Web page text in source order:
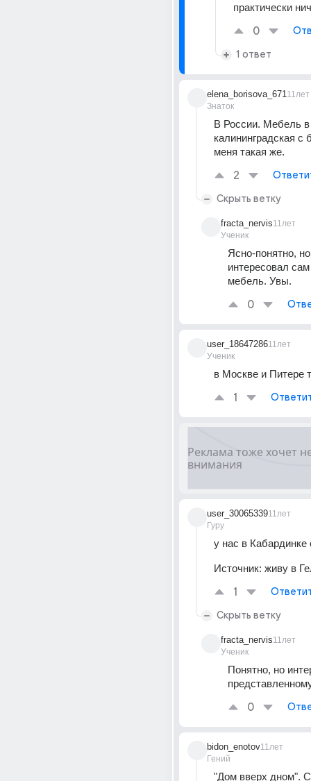
практически
0
1 ответ
elena_borisova_671
Знаток
11лет
В России. Мебель в
калининградская с
меня такая же.
2
Скрыть ветку
fracta_nervis
Ученик
11лет
Ясно-понятно,
интересовал
мебель. Увы.
0
user_18647286
Ученик
11лет
в Москве и Питере
1
user_30065339
Гуру
11лет
у нас в Кабардинке
Источник: живу в
1
Скрыть ветку
fracta_nervis
Ученик
11лет
Понятно, но
0
bidon_enotov
Гений
11лет
"Дом вверх дном".